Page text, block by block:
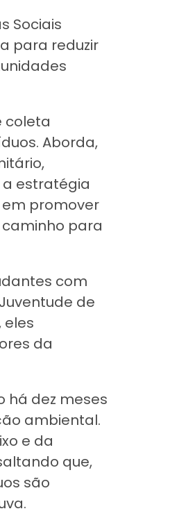
Sociais
para reduzir
coleta
Aborda,
a estratégia
promover
para
com
de
eles
da
há dez meses
ambiental.
e da
que,
são